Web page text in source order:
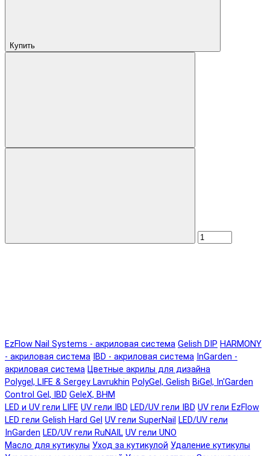
Купить
EzFlow Nail Systems - акриловая система Gelish DIP HARMONY
- акриловая система IBD - акриловая система InGarden -
акриловая система Цветные акрилы для дизайна
Polygel, LIFE & Sergey Lavrukhin PolyGel, Gelish BiGel, In'Garden
Control Gel, IBD GeleX, BHM
LED и UV гели LIFE UV гели IBD LED/UV гели IBD UV гели EzFlow
LED гели Gelish Hard Gel UV гели SuperNail LED/UV гели
InGarden LED/UV гели RuNAIL UV гели UNO
Масло для кутикулы Уход за кутикулой Удаление кутикулы